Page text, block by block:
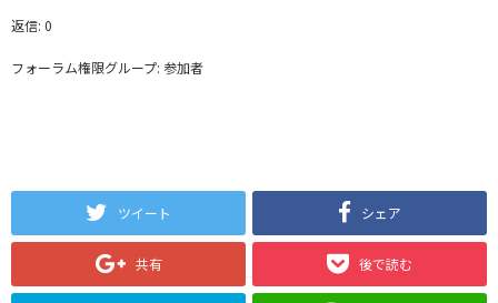
返信: 0
フォーラム権限グループ: 参加者
ツイート シェア
共有 後で読む